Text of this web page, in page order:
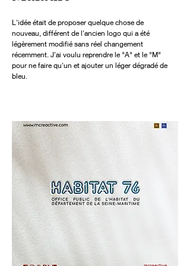
L'idée était de proposer quelque chose de
nouveau, différent de l'ancien logo qui a été
légèrement modifié sans réel changement
récemment. J'ai voulu reprendre le "A" et le "M"
pour ne faire qu'un et ajouter un léger dégradé de
bleu.